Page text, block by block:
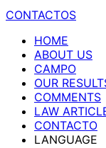
CONTACTOS
HOME
ABOUT US
CAMPO
OUR
COMMENTS
LAW
CONTACTO
LANGUAGE